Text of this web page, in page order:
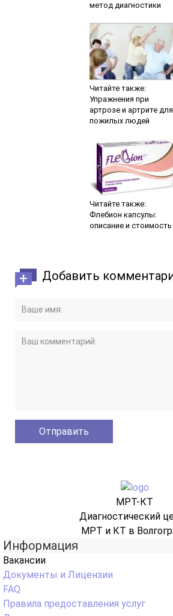
метод диагностики
Читайте также:
Упражнения при
артрозе и артрите для
пожилых людей
Читайте также:
Флебион капсулы:
описание и стоимость
Добавить
МРТ-КТ
Диагностический
МРТ и КТ в
Информация
Вакансии
Документы и Лицензии
FAQ
Правила предоставления услуг